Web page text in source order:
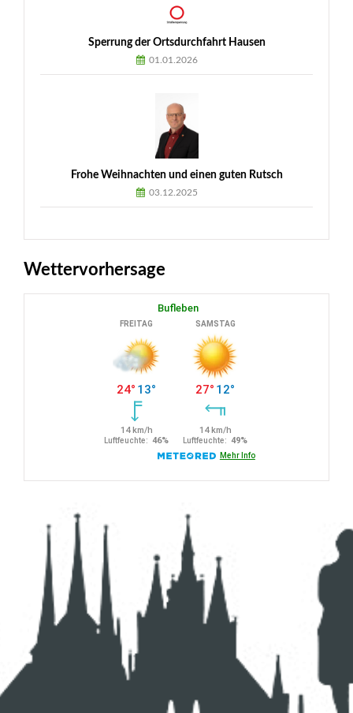
Sperrung der Ortsdurchfahrt Hausen
01.01.2026
Frohe Weihnachten und einen guten Rutsch
03.12.2025
Wettervorhersage